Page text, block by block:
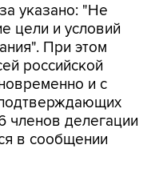
указано: "Не
цели и условий
При этом
российской
и с
членов делегации
в сообщении